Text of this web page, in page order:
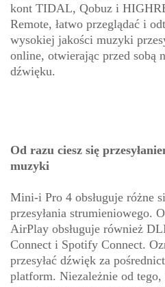
kont TIDAL, Qobuz i
Remote, łatwo przeglądać i
wysokiej jakości muzyki
online, otwierając przed sobą
dźwięku.
Od razu ciesz się
muzyki
Mini-i Pro 4 obsługuje różne
przesyłania strumieniowego.
AirPlay obsługuje również
Connect i Spotify Connect.
przesyłać dźwięk za
platform. Niezależnie od tego,